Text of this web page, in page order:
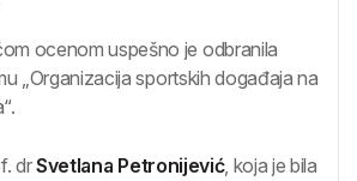
ocenom uspešno je odbranila
„Organizacija sportskih događaja na
drSvetlana Petronijević, koja je bila